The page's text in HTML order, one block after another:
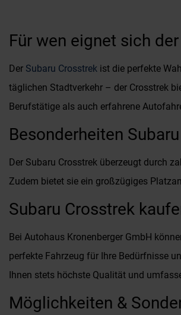
Für wen eignet sich
Der Subaru Crosstrek ist die perfekte
täglichen Stadtverkehr – der Crosstrek
Berufstätige als auch erfahrene
Besonderheiten
Der Subaru Crosstrek überzeugt durch
Zudem bietet sie ein großzügiges
Subaru Crosstrek
Bei Autohaus Kronenberger GmbH
perfekte Fahrzeug für Ihre Bedürfnisse
Ihnen stets höchste Qualität und
Möglichkeiten &